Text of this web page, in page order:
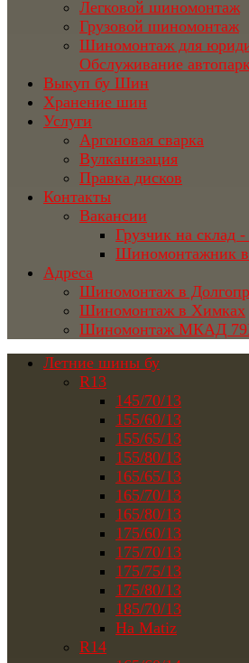
Легковой шиномонтаж
Грузовой шиномонтаж
Шиномонтаж для
Обслуживание
Выкуп бу Шин
Хранение шин
Услуги
Аргоновая сварка
Вулканизация
Правка дисков
Контакты
Вакансии
Грузчик на склад -
Шиномонтажник
Адреса
Шиномонтаж в
Шиномонтаж в Химках
Шиномонтаж МКАД
Летние шины бу
R13
145/70/13
155/60/13
155/65/13
155/80/13
165/65/13
165/70/13
165/80/13
175/60/13
175/70/13
175/75/13
175/80/13
185/70/13
На Matiz
R14